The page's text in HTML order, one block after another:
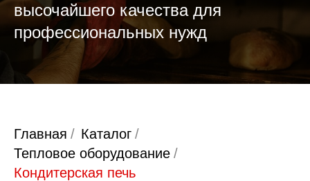
высочайшего качества для
профессиональных нужд
Главная / Каталог /
Тепловое оборудование /
Кондитерская печь